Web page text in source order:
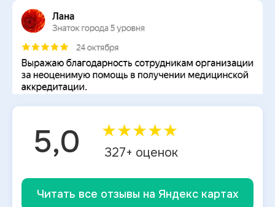
5,0 ★★★★★
327+ оценок
Читать все отзывы на Яндекс картах